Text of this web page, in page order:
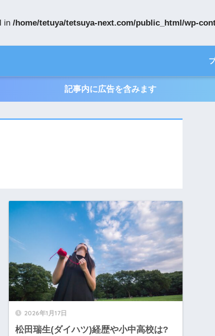
in /home/tetuya/tetsuya-next.com/public_html/wp-
記事内に広告を含みます
2026年1月17日
松田瑞生(ダイハツ)経歴や小中高校は?